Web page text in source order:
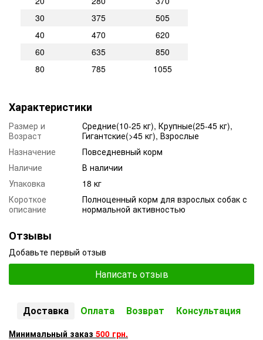
30
375
505
40
470
620
60
635
850
80
785 1055
Характеристики
Размер и
Возраст
Средние(10-25 кг), Крупные(25-45 кг),
Гигантские(>45 кг), Взрослые
Назначение
Повседневный корм
Наличие
В наличии
Упаковка
18 кг
Короткое
описание
Полноценный корм для взрослых собак с
нормальной активностью
Отзывы
Добавьте первый отзыв
Написать отзыв
Доставка Оплата Возврат Консультация
Минимальный заказ 500 грн.